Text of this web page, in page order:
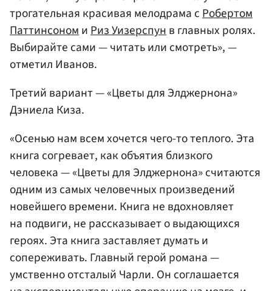
трогательная красивая мелодрама сРобертом
ПаттинсономиРиз Уизерспунв главных ролях.
Выбирайте сами — читать или смотреть», —
отметил Иванов.
Третий вариант — «Цветы для Элджернона»
Дэниела Киза.
«Осенью нам всем хочется чего-то теплого. Эта
книга согревает, как объятия близкого
человека — «Цветы для Элджернона» считаются
одним из самых человечных произведений
новейшего времени. Книга не вдохновляет
на подвиги, не рассказывает о выдающихся
героях. Эта книга заставляет думать и
сопереживать. Главный герой романа —
умственно отсталый Чарли. Он соглашается